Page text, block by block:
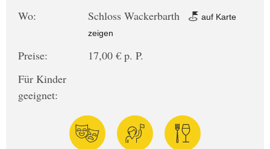
Wo:
Schloss Wackerbarth
auf Karte
zeigen
Preise:
17,00 € p. P.
Für Kinder
geeignet: